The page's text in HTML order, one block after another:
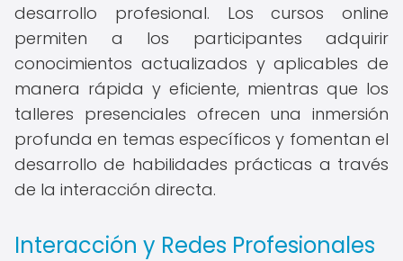
desarrollo profesional. Los cursos online
permiten a los participantes adquirir
conocimientos actualizados y aplicables de
manera rápida y eficiente, mientras que los
talleres presenciales ofrecen una inmersión
profunda en temas específicos y fomentan el
desarrollo de habilidades prácticas a través
de la interacción directa.
Interacción y Redes Profesionales